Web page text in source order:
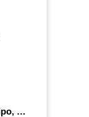
Rompe tu Estereotipo, Elige tu Futuro